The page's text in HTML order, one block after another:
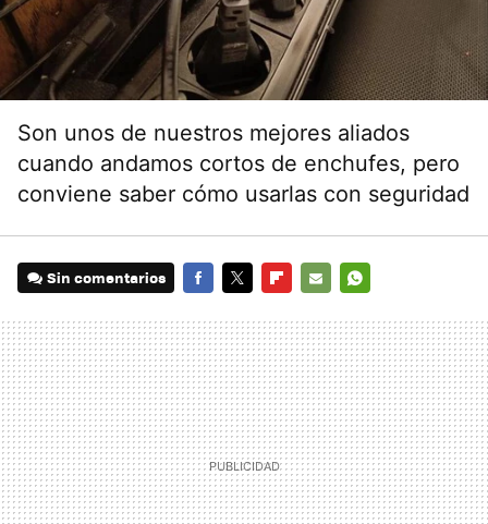
Son unos de nuestros mejores aliados
cuando andamos cortos de enchufes, pero
conviene saber cómo usarlas con seguridad
Sin comentarios
MAIL